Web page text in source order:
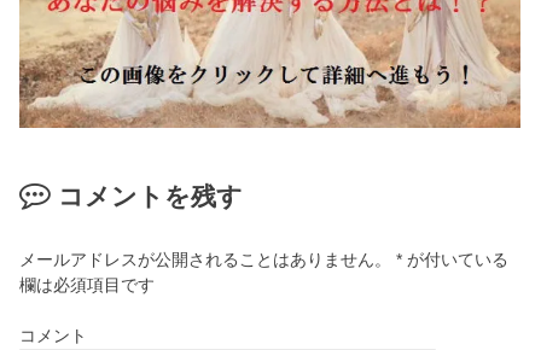
コメントを残す
メールアドレスが公開されることはありません。 * が付いている
欄は必須項目です
コメント